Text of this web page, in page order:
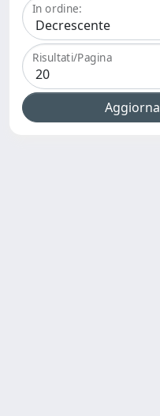
In ordine:
Risultati/Pagina